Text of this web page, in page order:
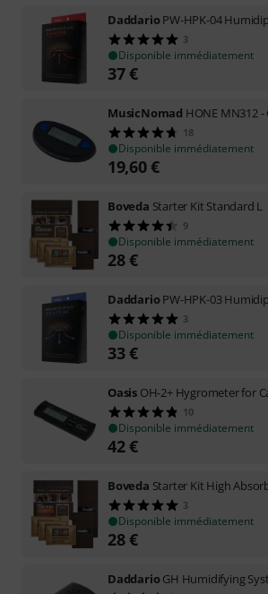
DaddarioPW-HPK-04
3
Disponible immédiatement
37€
MusicNomad HONE MN312
18
Disponible immédiatement
19,60€
Boveda Starter Kit Standard L
9
Disponible immédiatement
28€
DaddarioPW-HPK-03
3
Disponible immédiatement
33€
Oasis OH-2+ Hygrometer for
10
Disponible immédiatement
42€
Boveda Starter Kit High
3
Disponible immédiatement
28€
DaddarioGH Humidifying